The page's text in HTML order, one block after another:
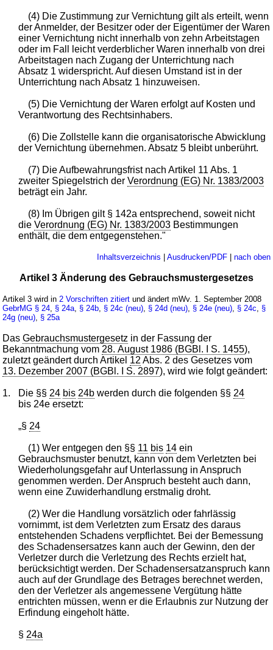
(4) Die Zustimmung zur Vernichtung gilt als erteilt, wenn
der Anmelder, der Besitzer oder der Eigentümer der Waren
einer Vernichtung nicht innerhalb von zehn Arbeitstagen
oder im Fall leicht verderblicher Waren innerhalb von drei
Arbeitstagen nach Zugang der Unterrichtung nach
Absatz 1 widerspricht. Auf diesen Umstand ist in der
Unterrichtung nach Absatz 1 hinzuweisen.
(5) Die Vernichtung der Waren erfolgt auf Kosten und
Verantwortung des Rechtsinhabers.
(6) Die Zollstelle kann die organisatorische Abwicklung
der Vernichtung übernehmen. Absatz 5 bleibt unberührt.
(7) Die Aufbewahrungsfrist nach Artikel 11 Abs. 1
zweiter Spiegelstrich derVerordnung (EG) Nr. 1383/2003
beträgt ein Jahr.
(8) Im Übrigen gilt § 142a entsprechend, soweit nicht
dieVerordnung (EG) Nr. 1383/2003 Bestimmungen
enthält, die dem entgegenstehen."
Inhaltsverzeichnis | Ausdrucken/PDF| nach oben
Artikel 3 Änderung des Gebrauchsmustergesetzes
Artikel 3 wird in 2 Vorschriften zitiert und ändert mWv. 1. September 2008
GebrMG § 24 § 24a § 24b § 24c (neu) § 24d (neu) § 24e (neu) § 24c
§
24g (neu) § 25a
DasGebrauchsmustergesetz in der Fassung der
Bekanntmachung vom 28. August 1986 (BGBl. I S. 1455),
zuletzt geändert durch Artikel 12 Abs. 2 des Gesetzes vom
13. Dezember 2007 (BGBl. I S. 2897), wird wie folgt geändert:
1. Die §§ 24 bis 24b werden durch die folgenden §§ 24
bis 24e ersetzt:
„§ 24
(1) Wer entgegen den §§ 11 bis 14 ein
Gebrauchsmuster benutzt, kann von dem Verletzten bei
Wiederholungsgefahr auf Unterlassung in Anspruch
genommen werden. Der Anspruch besteht auch dann,
wenn eine Zuwiderhandlung erstmalig droht.
(2) Wer die Handlung vorsätzlich oder fahrlässig
vornimmt, ist dem Verletzten zum Ersatz des daraus
entstehenden Schadens verpflichtet. Bei der Bemessung
des Schadensersatzes kann auch der Gewinn, den der
Verletzer durch die Verletzung des Rechts erzielt hat,
berücksichtigt werden. Der Schadensersatzanspruch kann
auch auf der Grundlage des Betrages berechnet werden,
den der Verletzer als angemessene Vergütung hätte
entrichten müssen, wenn er die Erlaubnis zur Nutzung der
Erfindung eingeholt hätte.
§ 24a